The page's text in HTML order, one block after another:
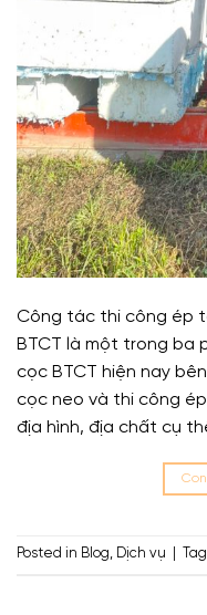
Công tác thi công ép
BTCT là một trong ba
cọc BTCT hiện nay
cọc neo và thi công
địa hình, địa chất cụ
Posted in Blog, Dịch vụ